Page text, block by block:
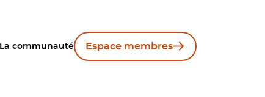
La communauté Espace membres